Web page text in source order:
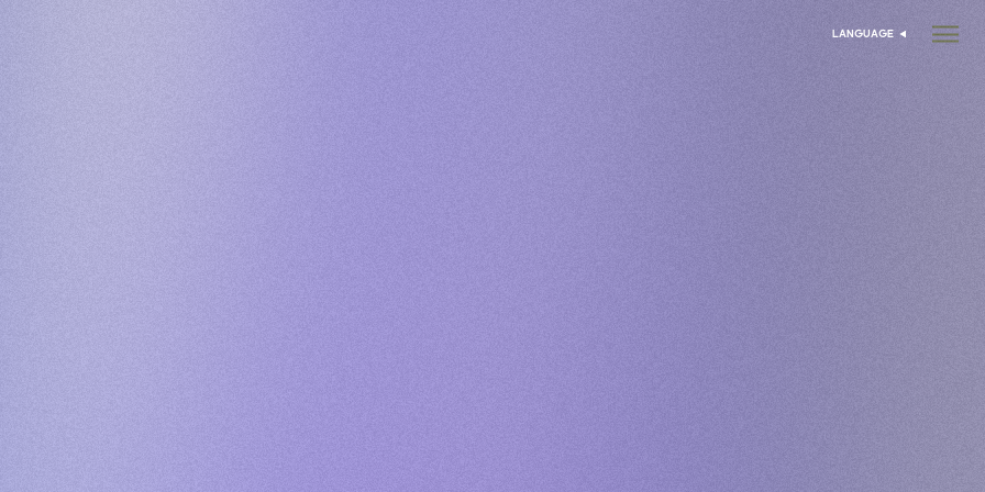
انتخاب زبان
LANGUAGE